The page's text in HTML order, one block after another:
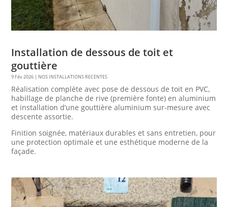
Installation de dessous de toit et
gouttière
9 Fév 2026 | NOS INSTALLATIONS RECENTES
Réalisation complète avec pose de dessous de toit en PVC,
habillage de planche de rive (première fonte) en aluminium
et installation d’une gouttière aluminium sur-mesure avec
descente assortie.
Finition soignée, matériaux durables et sans entretien, pour
une protection optimale et une esthétique moderne de la
façade.